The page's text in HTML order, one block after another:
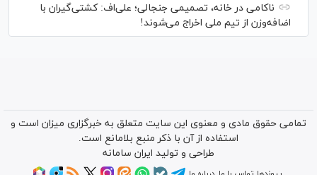
ناکامی در خانه، تصمیمی جنجالی؛ علی‌اف: کشتی‌گیران با
اضافه‌وزن از تیم ملی اخراج می‌شوند!
تمامی حقوق مادی و معنوی این سایت متعلق به خبرگزاری میزان است و
استفاده از آن با ذکر منبع بلامانع است.
طراحی و تولید ایران سامانه